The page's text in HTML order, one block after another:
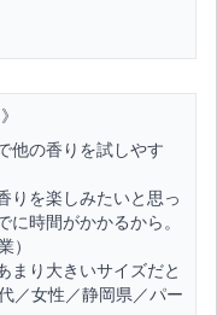
他の香りを試しやす
りを楽しみたいと思っ
時間がかかるから。
）
まり大きいサイズだと
／女性／静岡県／パー